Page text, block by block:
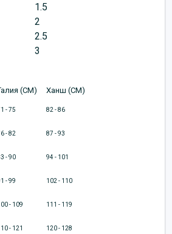
1.5
2
2.5
3
(CM) Ханш (CM)
- 75 82 - 86
- 82 87 - 93
- 90 94 - 101
- 99 102 - 110
- 109 111 - 119
- 121 120 - 128